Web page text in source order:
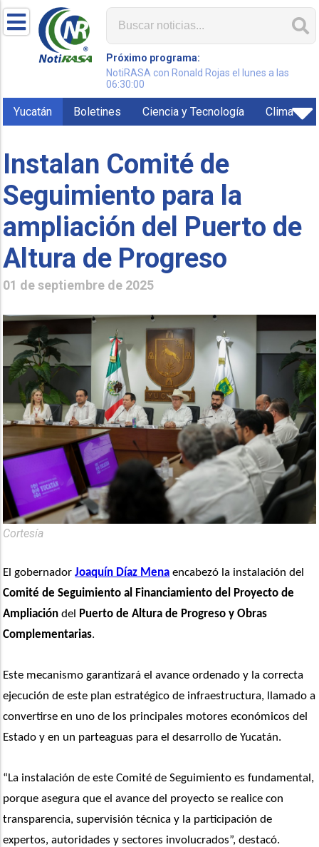
Próximo programa:
NotiRASA con Ronald Rojas el lunes a las
06:30:00
Yucatán Boletines Ciencia y Tecnología Clima
Instalan Comité de
Seguimiento para la
ampliación del Puerto de
Altura de Progreso
01 de septiembre de 2025
Cortesía
El gobernador Joaquín Díaz Mena
Comité de Seguimiento al Financiamiento del Proyecto de
Ampliación del
Puerto de Altura de Progreso y Obras
Complementarias.
Este mecanismo garantizará el avance ordenado y la correcta
ejecución de este plan estratégico de infraestructura, llamado a
convertirse en uno de los principales motores económicos del
Estado y en un parteaguas para el desarrollo de Yucatán.
“La instalación de este Comité de Seguimiento es fundamental,
porque asegura que el avance del proyecto se realice con
transparencia, supervisión técnica y la participación de
expertos, autoridades y sectores involucrados”, destacó.